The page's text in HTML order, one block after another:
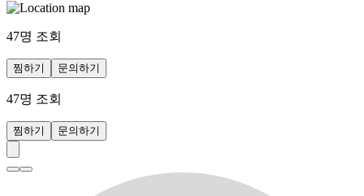
47명 조회
찜하기 문의하기
47명 조회
찜하기 문의하기